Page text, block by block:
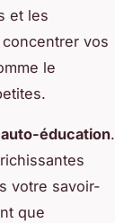
et les
vos
le
auto-éducation.
votre savoir-
que